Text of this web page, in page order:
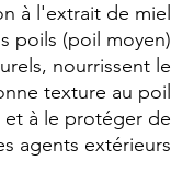
à l'extrait de miel:
poils (poil moyen).
nourrissent le
texture au poil.
et à le protéger de
agents extérieurs.